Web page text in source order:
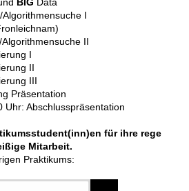
I
II
I
II
III
Präsentation
Uhr: Abschlusspräsentation
für ihre rege
Mitarbeit.
Praktikums: